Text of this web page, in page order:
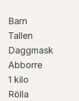
Barn
Tallen
Daggmask
Abborre
1 kilo
Rölla